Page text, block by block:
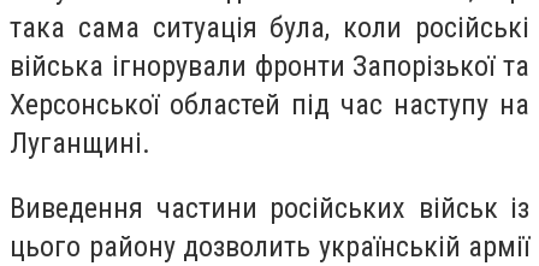
така сама ситуація була, коли російські
війська ігнорували фронти Запорізької та
Херсонської областей під час наступу на
Луганщині.
Виведення частини російських військ із
цього району дозволить українській армії